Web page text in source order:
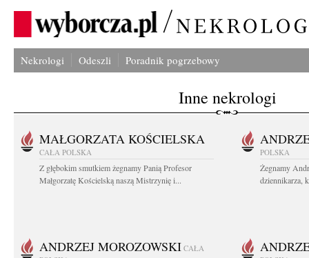
Nekrologi Odeszli Poradnik pogrzebowy
Inne nekrologi
MAŁGORZATA KOŚCIELSKA
CAŁA POLSKA
Z głębokim smutkiem żegnamy Panią Profesor
Małgorzatę Kościelską naszą Mistrzynię i...
POLSKA
Żegnamy
dziennikarza,
ANDRZEJ MOROZOWSKI CAŁA